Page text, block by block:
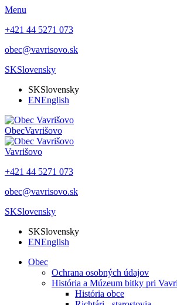
Menu
+421 44 5271 073
obec@vavrisovo.sk
SKSlovensky
SKSlovensky
ENEnglish
ObecVavrišovo
Vavrišovo
+421 44 5271 073
obec@vavrisovo.sk
SKSlovensky
SKSlovensky
ENEnglish
Obec
Ochrana osobných údajov
História a Múzeum bitky pri
História obce